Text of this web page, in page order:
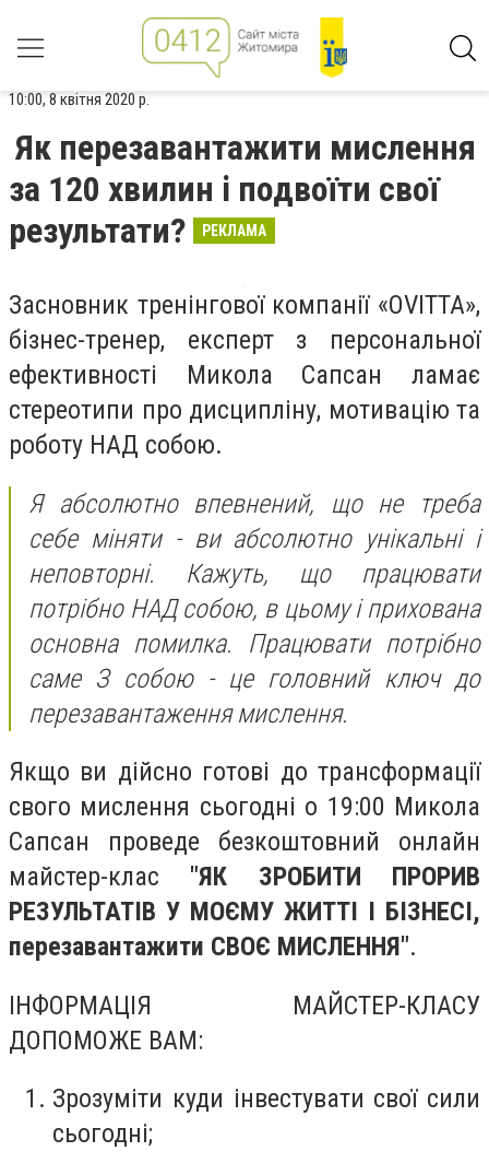
10:00, 8 квітня 2020 р.
Як перезавантажити мислення
за 120 хвилин і подвоїти свої
результати?
РЕКЛАМА
Засновник тренінгової компанії «OVITTA»,
бізнес-тренер, експерт з персональної
ефективності Микола Сапсан ламає
стереотипи про дисципліну, мотивацію та
роботу НАД собою.
Я абсолютно впевнений, що не треба
себе міняти - ви абсолютно унікальні і
неповторні. Кажуть, що працювати
потрібно НАД собою, в цьому і прихована
основна помилка. Працювати потрібно
саме З собою - це головний ключ до
перезавантаження мислення.
Якщо ви дійсно готові до трансформації
свого мислення сьогодні о 19:00 Микола
Сапсан проведе безкоштовний онлайн
майстер-клас "ЯК ЗРОБИТИ ПРОРИВ
РЕЗУЛЬТАТІВ У МОЄМУ ЖИТТІ І БІЗНЕСІ,
перезавантажити СВОЄ МИСЛЕННЯ".
ІНФОРМАЦІЯ МАЙСТЕР-КЛАСУ
ДОПОМОЖЕ ВАМ:
Зрозуміти куди інвестувати свої сили
сьогодні;